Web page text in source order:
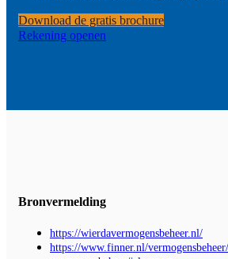
Download de gratis brochure
Rekening openen
Bronvermelding
https://wierdavermogensbeheer.nl/
https://www.finner.nl/